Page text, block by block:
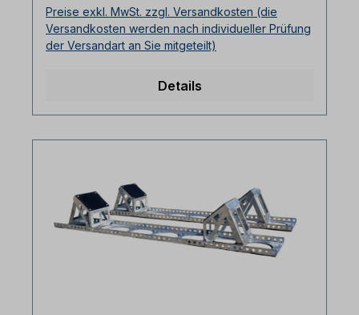
Preise exkl. MwSt. zzgl. Versandkosten (die
Versandkosten werden nach individueller Prüfung
der Versandart an Sie mitgeteilt)
Details